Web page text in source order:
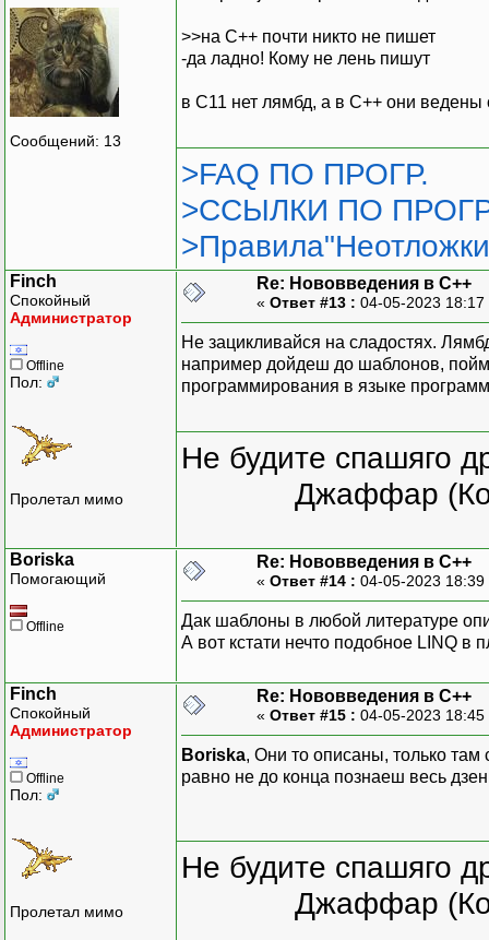
Сообщений: 13
>>на С++ почти никто не пишет
-да ладно! Кому не лень пишут
в C11 нет лямбд, а в C++ они ведены
>FAQ ПО ПРОГР.
>ССЫЛКИ ПО
Finch
Спокойный
Администратор
Offline
Пол:
Пролетал мимо
Re: Нововведения в С++
« Ответ #13 : 04-05-2023
Не зацикливайся на сладостях.
например дойдеш до шаблонов,
программирования в языке
Не будите спашяго
Джаффар
Boriska
Помогающий
Offline
Re: Нововведения в С++
« Ответ #14 : 04-05-2023
Дак шаблоны в любой литературе
А вот кстати нечто подобное LINQ в
Finch
Спокойный
Администратор
Offline
Пол:
Пролетал мимо
Re: Нововведения в С++
« Ответ #15 : 04-05-2023
Boriska, Они то описаны, только
равно не до конца познаеш весь
Не будите спашяго
Джаффар